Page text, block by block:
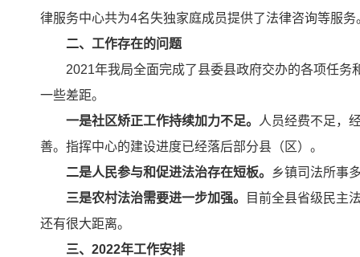
律服务中心共为4名失独家庭成员提供了法律咨询等服务
二、工作存在的问题
2021年我局全面完成了县委县政府交办的各项任务
一些差距。
一是社区矫正工作持续加力不足。
人员经费不足，
善。指挥中心的建设进度已经落后部分县（区）。
二是人民参与和促进法治存在短板。
乡镇司法所事
三是农村法治需要进一步加强。
目前全县省级民主
还有很大距离。
三、2022年工作安排